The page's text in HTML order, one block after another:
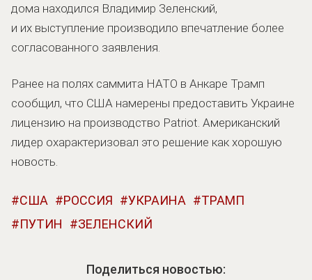
дома находился Владимир Зеленский,
и их выступление производило впечатление более
согласованного заявления.
Ранее на полях саммита НАТО в Анкаре Трамп
сообщил, что США намерены предоставить Украине
лицензию на производство Patriot. Американский
лидер охарактеризовал это решение как хорошую
новость.
США РОССИЯ УКРАИНА
ТРАМП
ПУТИН
ЗЕЛЕНСКИЙ
Поделиться новостью: